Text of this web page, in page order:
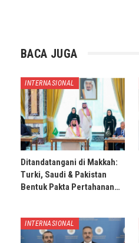
BACA JUGA
INTERNASIONAL
Ditandatangani di Makkah:
Turki, Saudi & Pakistan
Bentuk Pakta Pertahanan…
INTERNASIONAL